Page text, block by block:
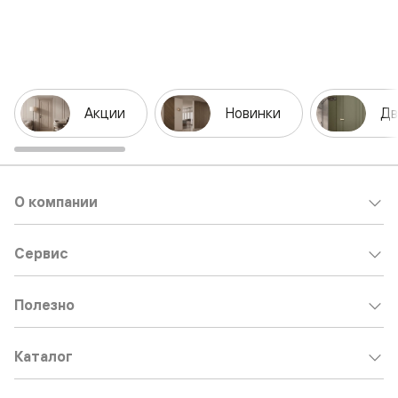
Акции Новинки
О компании
Сервис
Полезно
Каталог